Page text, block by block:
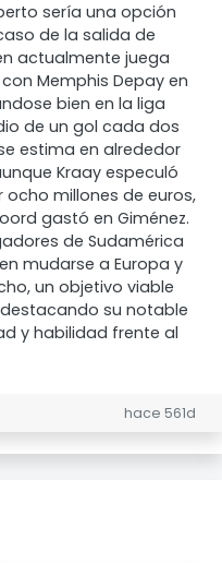
sería una opción
de la salida de
actualmente juega
Memphis Depay en
bien en la liga
de un gol cada dos
estima en alrededor
Kraay especuló
millones de euros,
gastó en Giménez.
de Sudamérica
mudarse a Europa y
un objetivo viable
su notable
y habilidad frente al
hace 561d